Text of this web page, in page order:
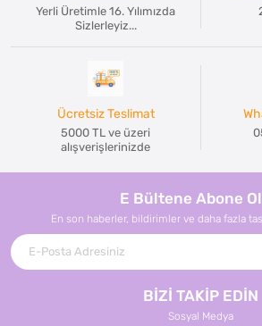
Yerli Üretimle 16. Yılımızda
Sizlerleyiz...
Ücretsiz Teslimat
5000 TL ve üzeri
alışverişlerinizde
E Bültene Abone
En son haberler, bildirimler ve daha fazla
BİZİ TAKİP EDİN
Sosyal Medya